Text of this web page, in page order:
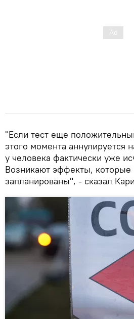
"Если тест еще
этого момента аннулируется
у человека фактически уже
Возникают эффекты,
запланированы", - сказал